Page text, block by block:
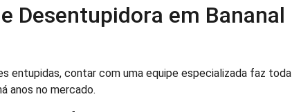
Desentupidora em Bananal
entupidas, contar com uma equipe especializada faz toda
anos no mercado.